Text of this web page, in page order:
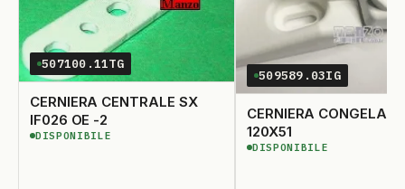
507100.11TG
CERNIERA CENTRALE SX
IF026 OE -2
DISPONIBILE
DISPONIBILE
509589.03IG
CERNIERA
120X51
DISPONIBILE
DISPONIBILE